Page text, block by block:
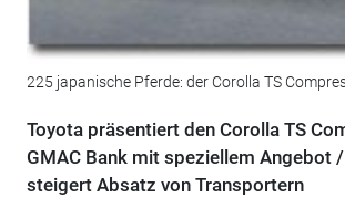
225 japanische Pferde: der Corolla TS
Toyota präsentiert den Corolla TS
GMAC Bank mit speziellem Angebot
steigert Absatz von Transportern